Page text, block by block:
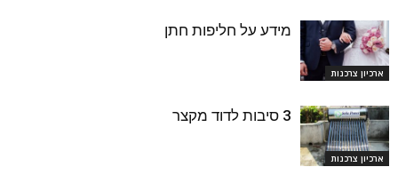
ארכיון צרכנות
מידע על חליפות חתן
ארכיון צרכנות
3 סיבות לדוד מקצר